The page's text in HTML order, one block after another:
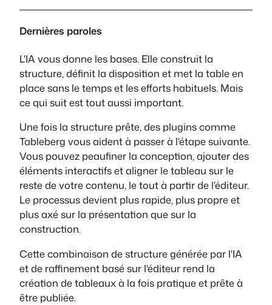
Dernières paroles
L'IA vous donne les bases. Elle construit la
structure, définit la disposition et met la table en
place sans le temps et les efforts habituels. Mais
ce qui suit est tout aussi important.
Une fois la structure prête, des plugins comme
Tableberg vous aident à passer à l'étape suivante.
Vous pouvez peaufiner la conception, ajouter des
éléments interactifs et aligner le tableau sur le
reste de votre contenu, le tout à partir de l'éditeur.
Le processus devient plus rapide, plus propre et
plus axé sur la présentation que sur la
construction.
Cette combinaison de structure générée par l'IA
et de raffinement basé sur l'éditeur rend la
création de tableaux à la fois pratique et prête à
être publiée.